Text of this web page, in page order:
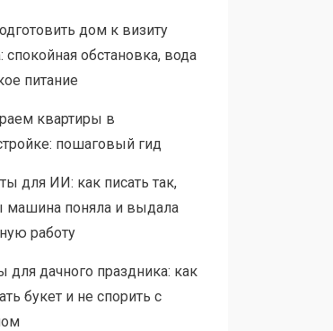
дом к визиту
спокойная обстановка, вода
питание
квартиры в
пошаговый гид
для ИИ: как писать так,
машина поняла и выдала
работу
для дачного праздника: как
букет и не спорить с